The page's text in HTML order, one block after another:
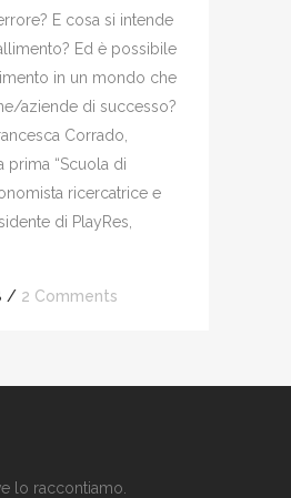
E cosa si intende
Ed è possibile
in un mondo che
aziende di successo?
Corrado,
prima “Scuola di
ricercatrice e
di PlayRes,
/ 2 Comments
lo raccontiamo.